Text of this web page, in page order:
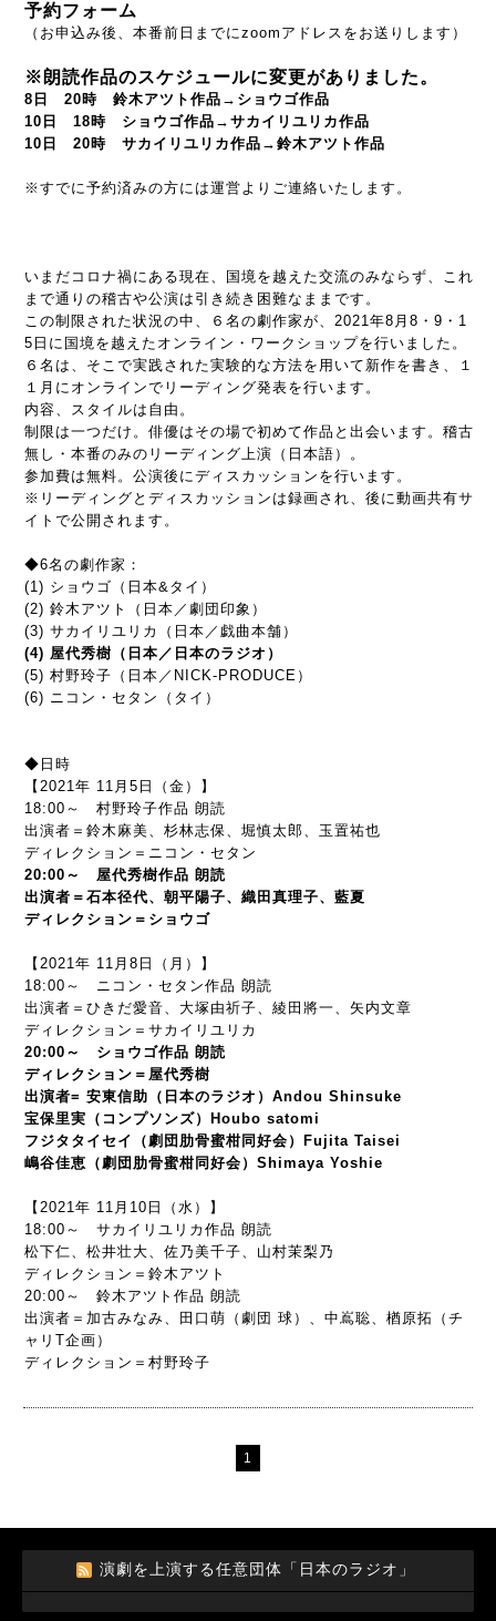
予約フォーム
（お申込み後、本番前日までにzoomアドレスをお送りします）
※朗読作品のスケジュールに変更がありました。
8日 20時 鈴木アツト作品→ショウゴ作品
10日 18時 ショウゴ作品→サカイリユリカ作品
10日 20時 サカイリユリカ作品→鈴木アツト作品
※すでに予約済みの方には運営よりご連絡いたします。
いまだコロナ禍にある現在、国境を越えた交流のみならず、これ
まで通りの稽古や公演は引き続き困難なままです。
この制限された状況の中、６名の劇作家が、2021年8月8・9・1
5日に国境を越えたオンライン・ワークショップを行いました。
６名は、そこで実践された実験的な方法を用いて新作を書き、１
１月にオンラインでリーディング発表を行います。
内容、スタイルは自由。
制限は一つだけ。俳優はその場で初めて作品と出会います。稽古
無し・本番のみのリーディング上演（日本語）。
参加費は無料。公演後にディスカッションを行います。
※リーディングとディスカッションは録画され、後に動画共有サ
イトで公開されます。
◆6名の劇作家：
(1) ショウゴ（日本&タイ）
(2) 鈴木アツト（日本／劇団印象）
(3) サカイリユリカ（日本／戯曲本舗）
(4) 屋代秀樹（日本／日本のラジオ）
(5) 村野玲子（日本／NICK-PRODUCE）
(6) ニコン・セタン（タイ）
◆日時
【2021年 11月5日（金）】
18:00～ 村野玲子作品 朗読
出演者＝鈴木麻美、杉林志保、堀慎太郎、玉置祐也
ディレクション＝ニコン・セタン
20:00～ 屋代秀樹作品 朗読
出演者＝石本径代、朝平陽子、織田真理子、藍夏
ディレクション＝ショウゴ
【2021年 11月8日（月）】
18:00～ ニコン・セタン作品 朗読
出演者＝ひきだ愛音、大塚由祈子、綾田將一、矢内文章
ディレクション＝サカイリユリカ
20:00～ ショウゴ作品 朗読
ディレクション＝屋代秀樹
出演者= 安東信助（日本のラジオ）Andou Shinsuke
宝保里実（コンプソンズ）Houbo satomi
フジタタイセイ（劇団肋骨蜜柑同好会）Fujita Taisei
嶋谷佳恵（劇団肋骨蜜柑同好会）Shimaya Yoshie
【2021年 11月10日（水）】
18:00～ サカイリユリカ作品 朗読
松下仁、松井壮大、佐乃美千子、山村茉梨乃
ディレクション＝鈴木アツト
20:00～ 鈴木アツト作品 朗読
出演者＝加古みなみ、田口萌（劇団 球）、中嶌聡、楢原拓（チ
ャリT企画）
ディレクション＝村野玲子
1
演劇を上演する任意団体「日本のラジオ」